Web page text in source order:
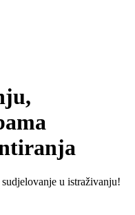
u istraživanju!